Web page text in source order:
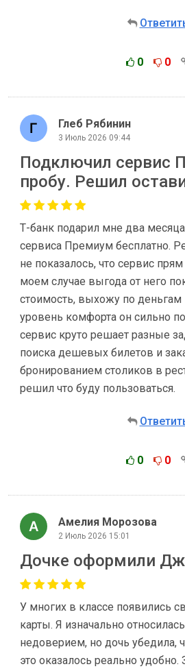
0 0
Глеб Рябинин
3 Июль 2026 09:44
Подключил сервис
пробу. Решил
Т-банк подарил мне два
сервиса Премиум бесплатно.
не показалось, что сервис
моем случае выгода от него
стоимость, выхожу по деньгам
уровень комфорта он сильно
сервис круто решает разные
поиска дешевых билетов и
бронированием столиков в
решил что буду пользоваться.
0 0
Амелия Морозова
2 Июль 2026 15:01
Дочке оформили
У многих в классе появились
карты. Я изначально
недоверием, но дочь убедила,
это оказалось реально